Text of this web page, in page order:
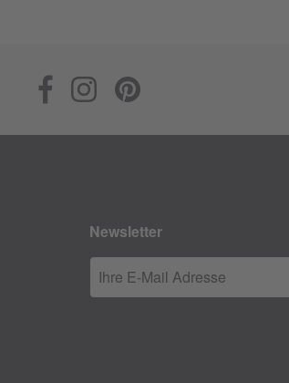
Newsletter
Ihre E-Mail Adresse